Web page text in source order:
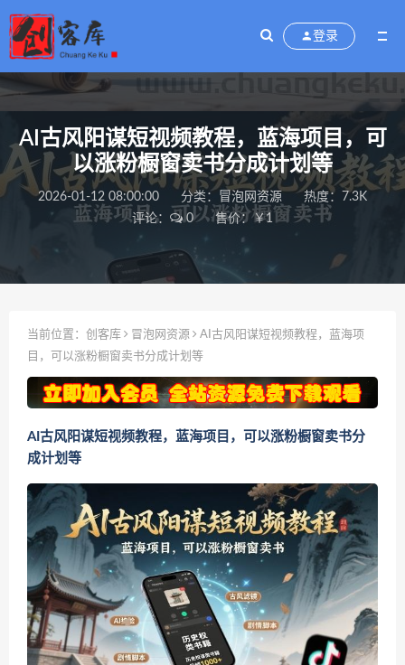
登录
AI古风阳谋短视频教程，蓝海项目，可
以涨粉橱窗卖书分成计划等
2026-01-12 08:00:00 分类： 冒泡网资源
热度：7.3K
评论：
0 售价：￥1
当前位置： 创客库 冒泡网资源
AI古风阳谋短视频教程，蓝海项
目，可以涨粉橱窗卖书分成计划等
AI古风阳谋短视频教程，蓝海项目，可以涨粉橱窗卖书分
成计划等